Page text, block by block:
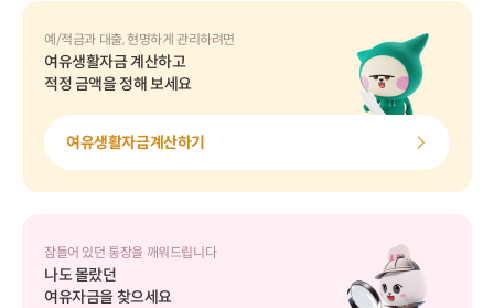
예/적금과 대출, 현명하게 관리하려면
여유생활자금 계산하고
적정 금액을 정해 보세요
여유생활자금계산하기
잠들어 있던 통장을 깨워드립니다
나도 몰랐던
여유자금을 찾으세요